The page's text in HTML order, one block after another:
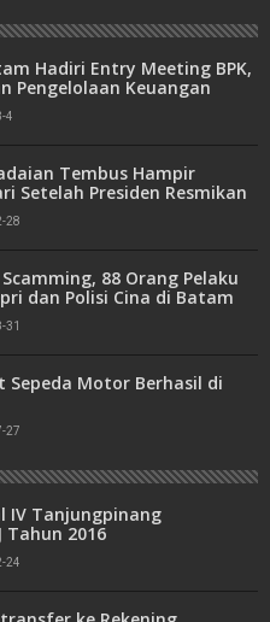
Hadiri Entry Meeting BPK,
Pengelolaan Keuangan
4
Tembus Hampir
Setelah Presiden Resmikan
28
88 Orang Pelaku
dan Polisi Cina di Batam
31
Sepeda Motor Berhasil di
27
IV Tanjungpinang
Tahun 2016
24